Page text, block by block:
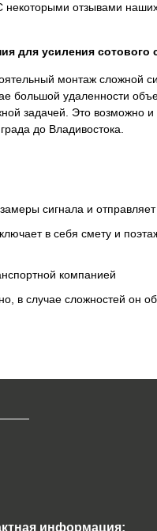
некоторыми отзывами
для усиления сотового
монтаж сложной
большой удаленности
задачей. Это возможно
до Владивостока.
сигнала и
в себя смету и
компанией
в случае сложностей он
информация: